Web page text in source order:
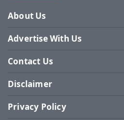
About Us
Advertise With Us
Contact Us
Disclaimer
Privacy Policy